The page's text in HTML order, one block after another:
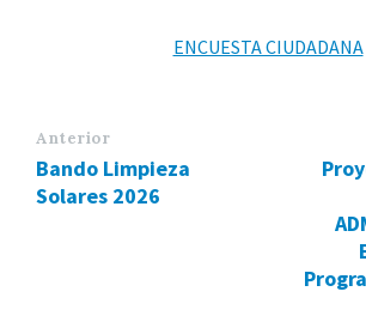
ENCUESTA CIUDADANA
Anterior
Bando Limpieza
Solares 2026